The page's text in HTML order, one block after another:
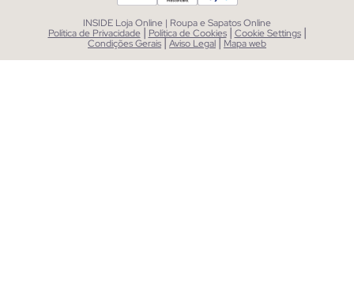
INSIDE Loja Online | Roupa e Sapatos Online
Política de Privacidade | Política de Cookies | Cookie Settings |
Condições Gerais|Aviso Legal| Mapa web